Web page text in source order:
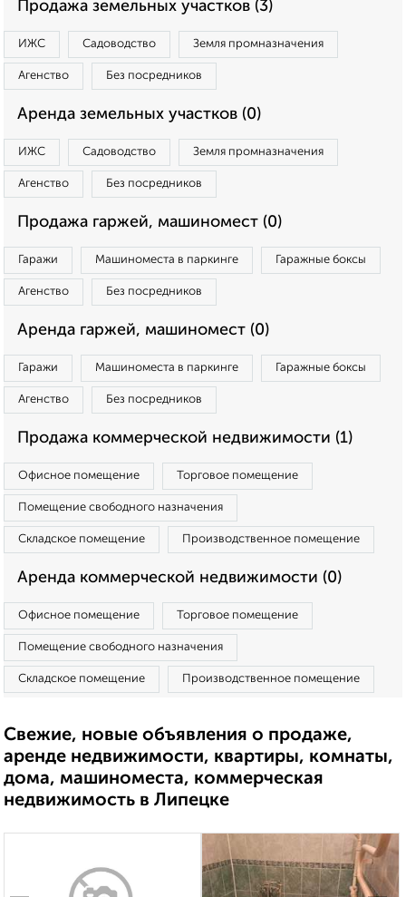
Продажа земельных участков (3)
ИЖС Садоводство Земля промназначения
Агенство Без посредников
Аренда земельных участков (0)
ИЖС Садоводство Земля промназначения
Агенство Без посредников
Продажа гаржей, машиномест (0)
Гаражи Машиноместа в паркинге Гаражные боксы
Агенство Без посредников
Аренда гаржей, машиномест (0)
Гаражи Машиноместа в паркинге Гаражные боксы
Агенство Без посредников
Продажа коммерческой недвижимости (1)
Офисное помещение Торговое помещение
Помещение свободного назначения
Складское помещение Производственное помещение
Аренда коммерческой недвижимости (0)
Офисное помещение Торговое помещение
Помещение свободного назначения
Складское помещение Производственное помещение
Свежие, новые объявления о продаже,
аренде недвижимости, квартиры, комнаты,
дома, машиноместа, коммерческая
недвижимость в Липецке